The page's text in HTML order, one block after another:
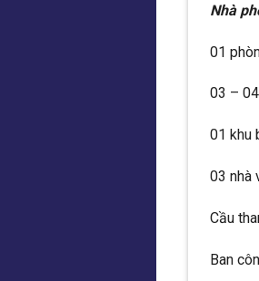
Nhà
01
03 –
01 khu
03 nhà
Cầu
Ban